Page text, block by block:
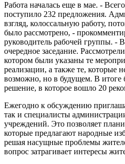
Работа началась еще в мае. -
поступило 232 предложения.
взгляд, колоссальную работу,
было рассмотрено, -
руководитель рабочей группы. -
очередное заседание.
котором были указаны те
реализации, а также те, которые
возможно, но в будущем. В итоге
решение, в которое вошло 20
Ежегодно к обсуждению
так и специалисты
учреждений. Это позволяет
которые предлагают народные
решая насущные проблемы
вопрос затрагивает интересы